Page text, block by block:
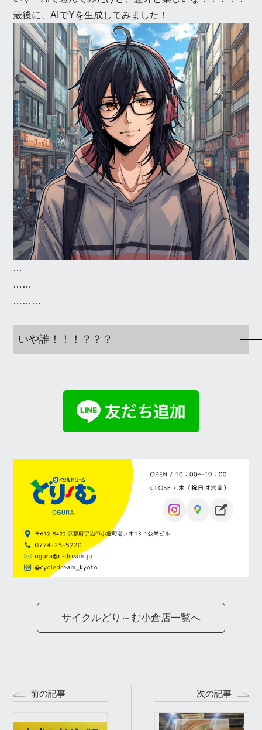
最後に、AIでYを生成してみました！
…
……
………
いや誰！！！？？？
サイクルどり～む小倉店一覧へ
前の記事 次の記事